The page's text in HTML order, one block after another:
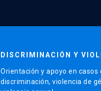
DISCRIMINACIÓN Y
Orientación y apoyo en casos
discriminación, violencia de